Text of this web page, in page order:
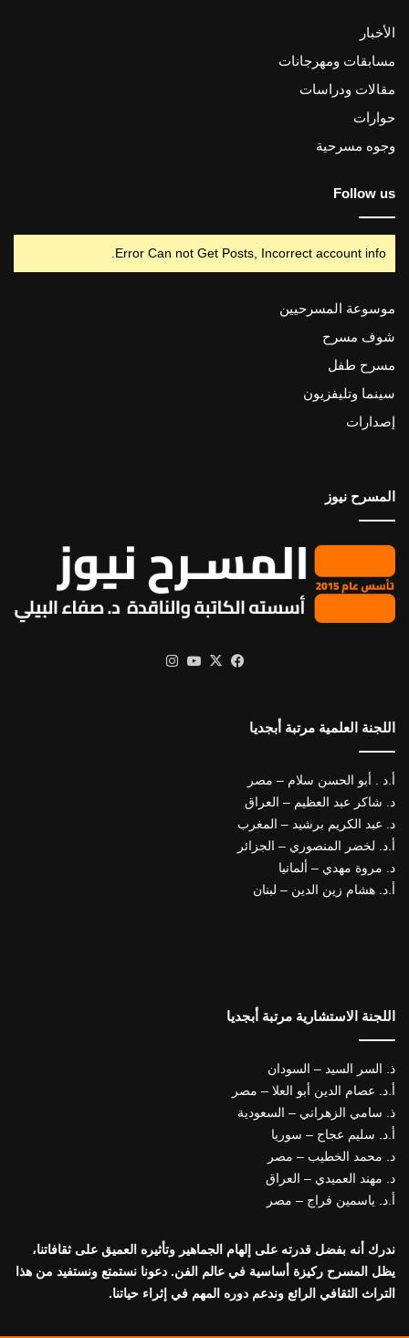
الأخبار
مسابقات ومهرجانات
مقالات ودراسات
حوارات
وجوه مسرحية
Follow us
Error Can not Get Posts, Incorrect account info.
موسوعة المسرحيين
شوف مسرح
مسرح طفل
سينما وتليفزيون
إصدارات
المسرح نيوز
فيسبوك
X يوتيوب
اللجنة العلمية مرتبة أبجديا
أ.د . أبو الحسن سلام – مصر
د. شاكر عبد العظيم – العراق
د. عبد الكريم برشيد – المغرب
أ.د. لخضر المنصوري – الجزائر
د. مروة مهدي – ألمانيا
أ.د. هشام زين الدين – لبنان
اللجنة الاستشارية مرتبة أبجديا
ذ. السر السيد – السودان
أ.د. عصام الدين أبو العلا – مصر
ذ. سامي الزهراني – السعودية
أ.د. سليم عجاج – سوريا
د. محمد الخطيب – مصر
د. مهند العميدي – العراق
أ.د. ياسمين فراج – مصر
ندرك أنه بفضل قدرته على إلهام الجماهير وتأثيره العميق على ثقافاتنا،
يظل المسرح ركيزة أساسية في عالم الفن. دعونا نستمتع ونستفيد من هذا
التراث الثقافي الرائع وندعم دوره المهم في إثراء حياتنا.